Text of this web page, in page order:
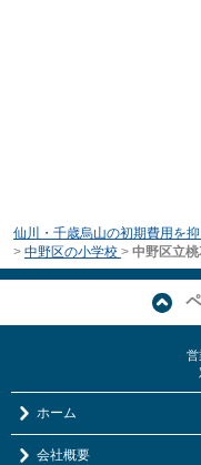
仙川・千歳烏山の初期費用を
> 中野区の小学校 > 中野区立
営
ホーム
会社概要